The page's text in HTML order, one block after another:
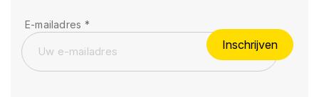
E-mailadres *
Inschrijven